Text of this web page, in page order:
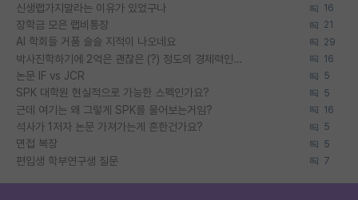
신생랩가지말라는 이유가 있었구나 16
장학금 모은 랩비통장 21
AI 학회들 거품 슬슬 지적이 나오네요 29
박사진학하기에 2억은 괜찮은 (?) 정도의 경제력인가요 16
논문 IF vs JCR 5
SPK 대학원 현실적으로 가능한 스펙인가요? 5
근데 여기는 왜 그렇게 SPK를 물어보는거임? 16
석사가 1저자 논문 가져가는게 흔한건가요? 5
면접 복장 5
편입생 학부연구생 질문 7